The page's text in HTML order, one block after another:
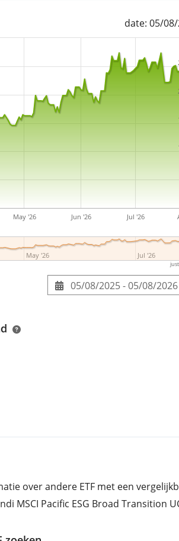
date: 05/
May '26 Jun '26 Jul '26
May '26 Jul '26
05/08/2025 - 05/08/2026
over andere ETF met een
MSCI Pacific ESG Broad Transition